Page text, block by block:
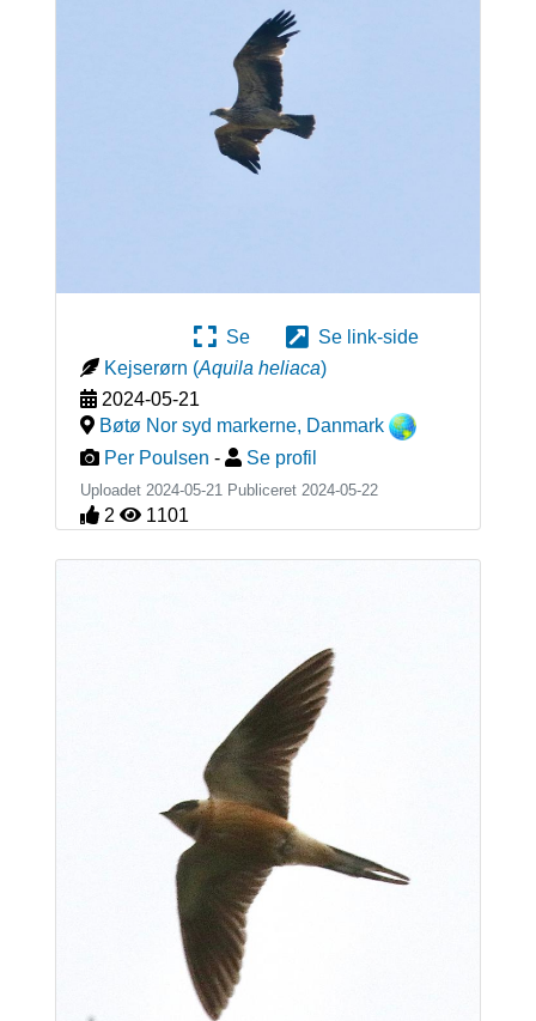
Se
Se link-side
Kejserørn (Aquila heliaca)
2024-05-21
Bøtø Nor syd markerne, Danmark
Per Poulsen - Se profil
Uploadet 2024-05-21 Publiceret 2024-05-22
2 1101